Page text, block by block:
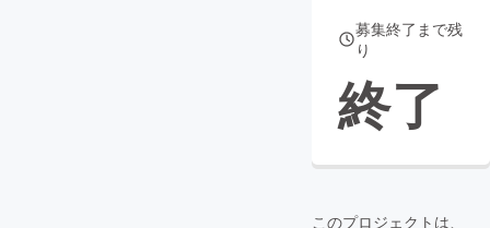
募集終了まで残
り
終了
このプロジェクトは、